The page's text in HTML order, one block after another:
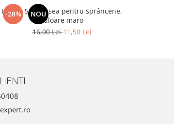
-28% NOU
Henna Set vopsea pentru sprâncene,
culoare maro
16,00 Lei11,50 Lei